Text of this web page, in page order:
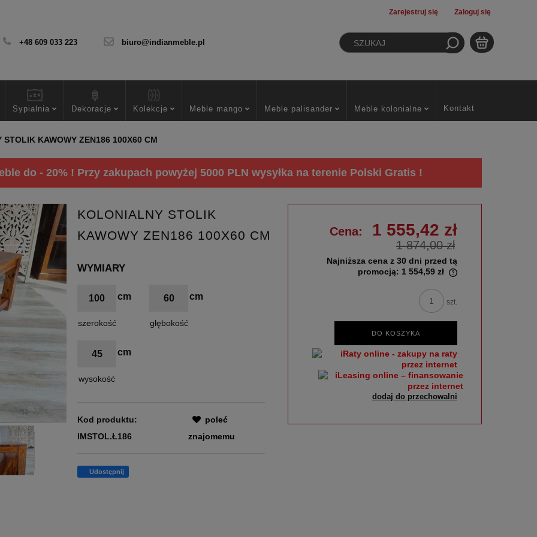
Zarejestruj się Zaloguj się
+48 609 033 223 biuro@indianmeble.pl
Sypialnia Dekoracje Kolekcje Meble mango Meble palisander Meble kolonialne Kontakt
STOLIK KAWOWY ZEN186 100X60 CM
do - 20% ! Przy zakupach powyżej 5000 PLN wysyłka na terenie Polski Gratis !
KOLONIALNY STOLIK
KAWOWY ZEN186 100X60 CM
WYMIARY
100
szerokość
60
głębokość
45
wysokość
Kod produktu:
IMSTOL.Ł186
poleć
znajomemu
Udostępnij
Cena: 1 555,42 zł
1 874,00 zł
Najniższa cena z 30 dni przed tą
promocją: 1 554,59 zł
szt.
DO KOSZYKA
dodaj do przechowalni